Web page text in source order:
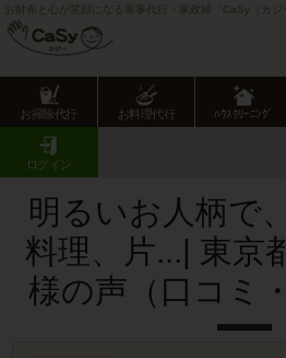
お財布と心が笑顔になる家事代行・家政婦「CaSy（カジ
お掃除代行 お料理代行 ﾊｳｽｸﾘｰﾆﾝｸﾞ
ログイン
CaSy TOP
お客様の声･口コミ詳細
明るいお人柄で
料理、片...| 東京
様の声（口コミ